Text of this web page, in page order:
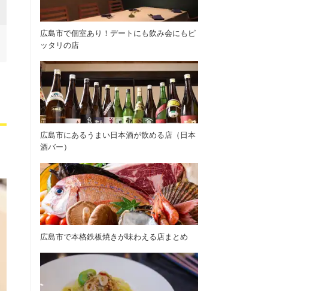
広島市で個室あり！デートにも飲み会にもピ
ッタリの店
広島市にあるうまい日本酒が飲める店（日本
酒バー）
広島市で本格鉄板焼きが味わえる店まとめ